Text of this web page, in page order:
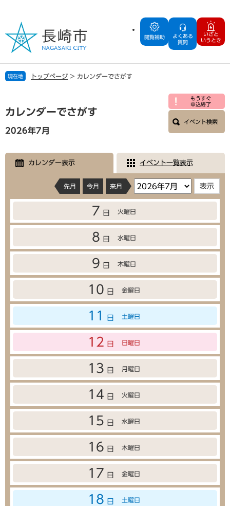
の
で
す
ー
ば
し
文
閲覧補助
よくある
質問
いざと
いうとき
現在地 トップページ > カレンダーでさがす
文
カレンダーでさがす
もうすぐ
申込終了
イベント検索
2026年7月
カレンダー表示 イベント一覧表示
先月 今月 来月
7 日 火曜日
8 日 水曜日
9 日 木曜日
10 日 金曜日
11 日 土曜日
12 日 日曜日
13 日 月曜日
14 日 火曜日
15 日 水曜日
16 日 木曜日
17 日 金曜日
18 日 土曜日